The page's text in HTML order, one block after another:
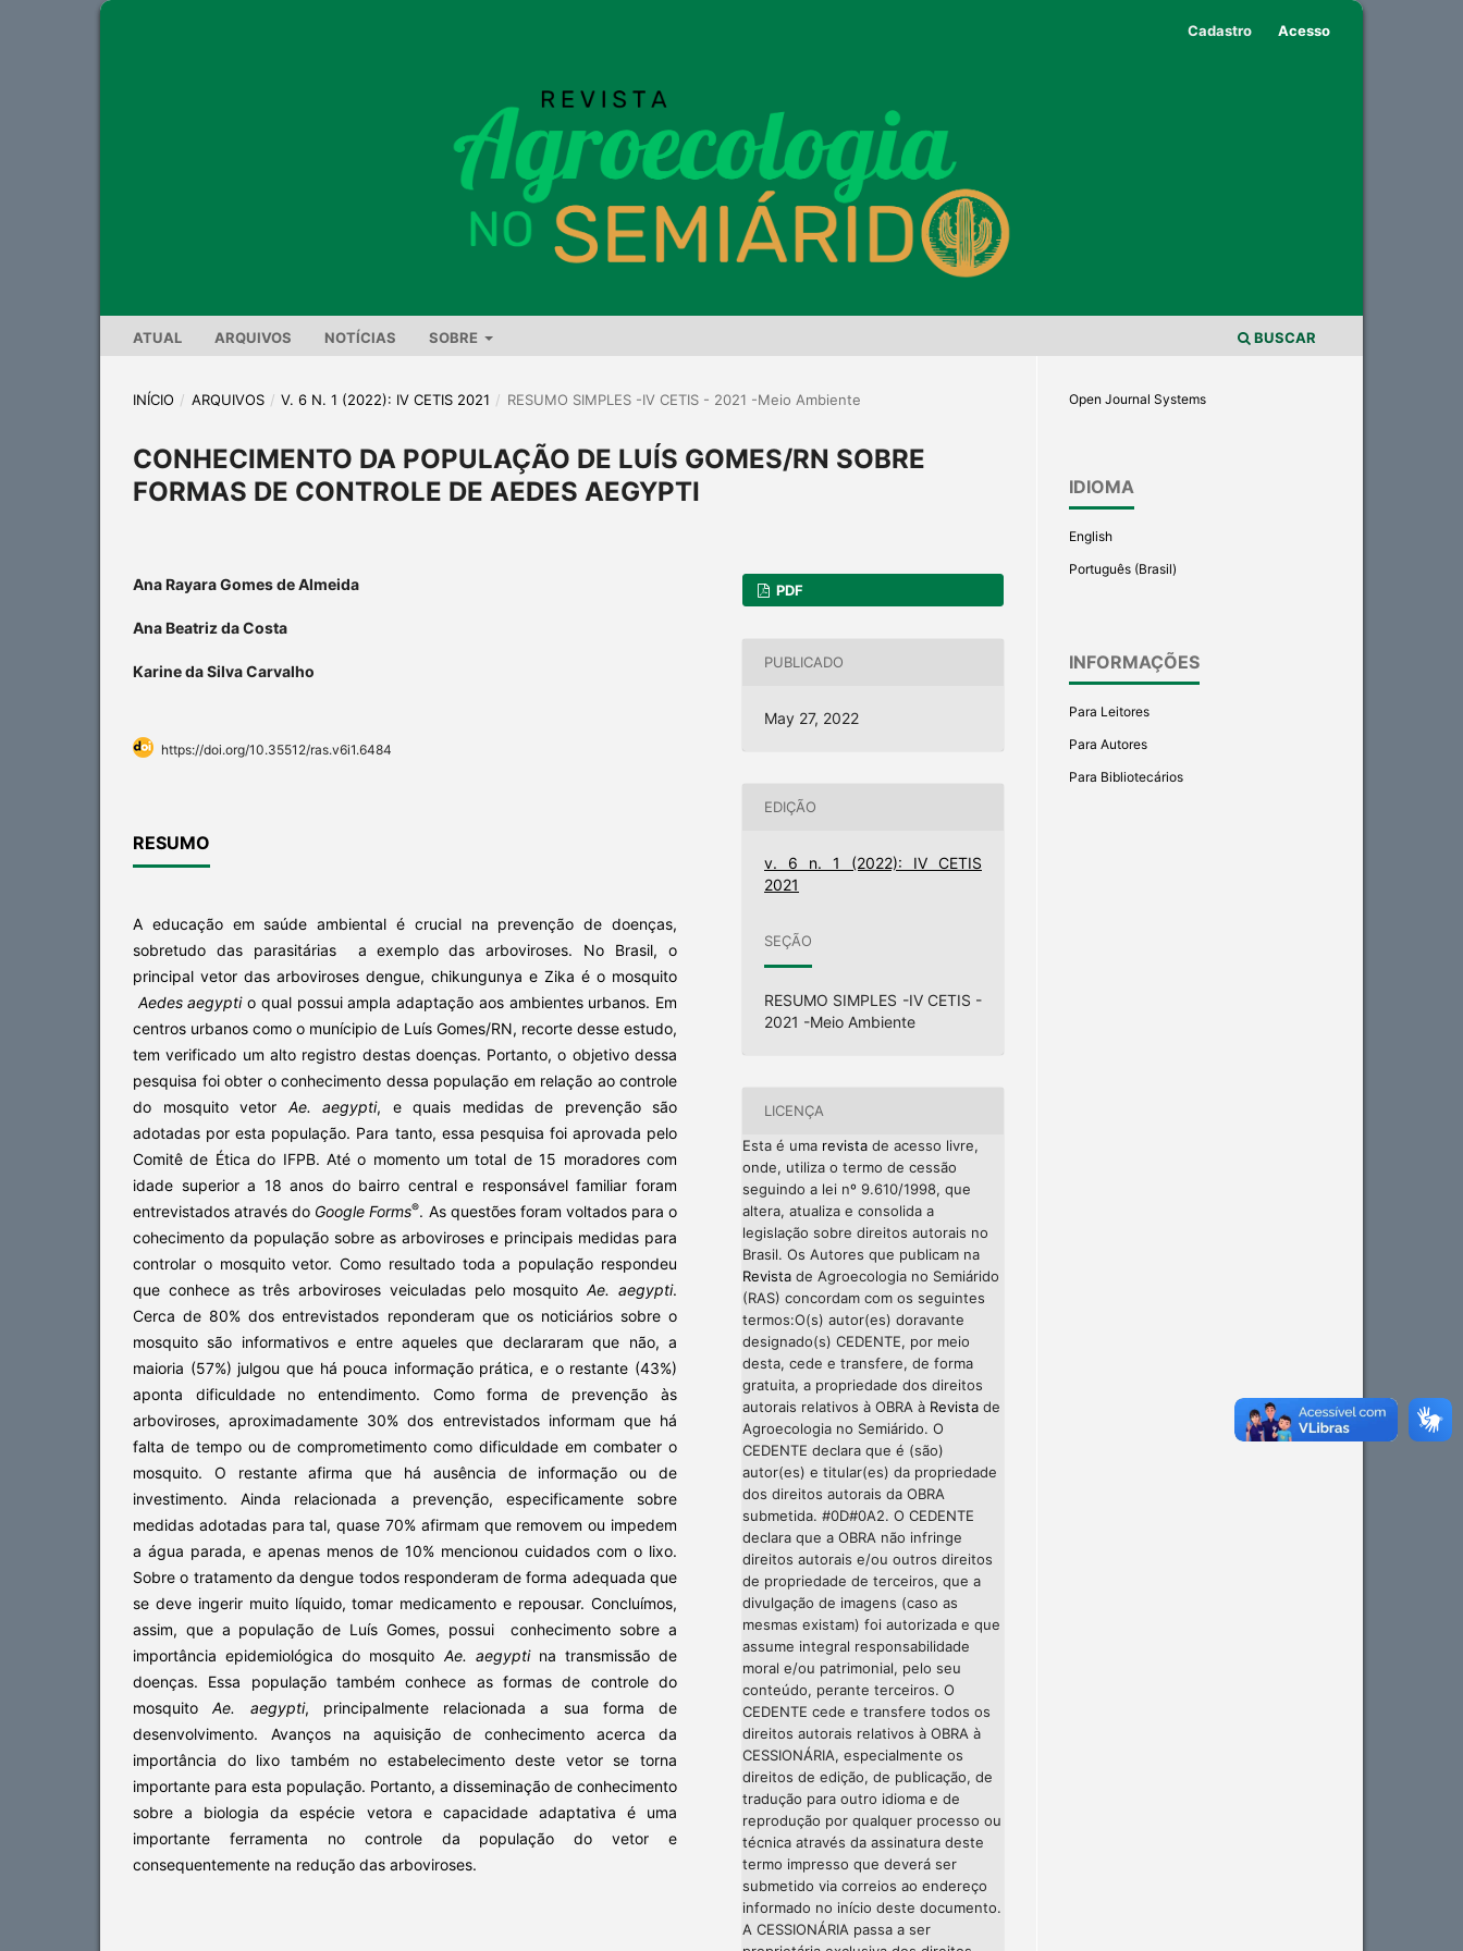
ATUAL ARQUIVOS NOTÍCIAS SOBRE BUSCAR
Cadastro Acesso
INÍCIO / ARQUIVOS / V. 6 N. 1 (2022): IV CETIS 2021 / RESUMO SIMPLES -IV CETIS - 2021 -Meio Ambiente
CONHECIMENTO DA POPULAÇÃO DE LUÍS GOMES/RN SOBRE
FORMAS DE CONTROLE DE AEDES AEGYPTI
Ana Rayara Gomes de Almeida
Ana Beatriz da Costa
Karine da Silva Carvalho
https://doi.org/10.35512/ras.v6i1.6484
RESUMO
A educação em saúde ambiental é crucial na prevenção de doenças,
sobretudo das parasitárias a exemplo das arboviroses. No Brasil, o
principal vetor das arboviroses dengue, chikungunya e Zika é o mosquito
Aedes aegyptio qual possui ampla adaptação aos ambientes urbanos. Em
centros urbanos como o munícipio de Luís Gomes/RN, recorte desse estudo,
tem verificado um alto registro destas doenças. Portanto, o objetivo dessa
pesquisa foi obter o conhecimento dessa população em relação ao controle
do mosquito vetor Ae. aegypti, e quais medidas de prevenção são
adotadas por esta população. Para tanto, essa pesquisa foi aprovada pelo
Comitê de Ética do IFPB. Até o momento um total de 15 moradores com
idade superior a 18 anos do bairro central e responsável familiar foram
entrevistados através do Google Forms®. As questões foram voltados para o
cohecimento da população sobre as arboviroses e principais medidas para
controlar o mosquito vetor. Como resultado toda a população respondeu
que conhece as três arboviroses veiculadas pelo mosquitoAe. aegypti.
Cerca de 80% dos entrevistados reponderam que os noticiários sobre o
mosquito são informativos e entre aqueles que declararam que não, a
maioria (57%) julgou que há pouca informação prática, e o restante (43%)
aponta dificuldade no entendimento. Como forma de prevenção às
arboviroses, aproximadamente 30% dos entrevistados informam que há
falta de tempo ou de comprometimento como dificuldade em combater o
mosquito. O restante afirma que há ausência de informação ou de
investimento. Ainda relacionada a prevenção, especificamente sobre
medidas adotadas para tal, quase 70% afirmam que removem ou impedem
a água parada, e apenas menos de 10% mencionou cuidados com o lixo.
Sobre o tratamento da dengue todos responderam de forma adequada que
se deve ingerir muito líquido, tomar medicamento e repousar. Concluímos,
assim, que a população de Luís Gomes, possui conhecimento sobre a
importância epidemiológica do mosquito Ae. aegyptina transmissão de
doenças. Essa população também conhece as formas de controle do
mosquitoAe. aegypti, principalmente relacionada a sua forma de
desenvolvimento. Avanços na aquisição de conhecimento acerca da
importância do lixo também no estabelecimento deste vetor se torna
importante para esta população. Portanto, a disseminação de conhecimento
sobre a biologia da espécie vetora e capacidade adaptativa é uma
importante ferramenta no controle da população do vetor e
consequentemente na redução das arboviroses.
PDF
PUBLICADO
May 27, 2022
EDIÇÃO
v. 6 n. 1 (2022): IV CETIS
2021
SEÇÃO
RESUMO SIMPLES -IV CETIS -
2021 -Meio Ambiente
LICENÇA
Esta é uma revista de acesso livre,
onde, utiliza o termo de cessão
seguindo a lei nº 9.610/1998, que
altera, atualiza e consolida a
legislação sobre direitos autorais no
Brasil. Os Autores que publicam na
Revista de Agroecologia no Semiárido
(RAS) concordam com os seguintes
termos:O(s) autor(es) doravante
designado(s) CEDENTE, por meio
desta, cede e transfere, de forma
gratuita, a propriedade dos direitos
autorais relativos à OBRA à Revista de
Agroecologia no Semiárido. O
CEDENTE declara que é (são)
autor(es) e titular(es) da propriedade
dos direitos autorais da OBRA
submetida. #0D#0A2. O CEDENTE
declara que a OBRA não infringe
direitos autorais e/ou outros direitos
de propriedade de terceiros, que a
divulgação de imagens (caso as
mesmas existam) foi autorizada e que
assume integral responsabilidade
moral e/ou patrimonial, pelo seu
conteúdo, perante terceiros. O
CEDENTE cede e transfere todos os
direitos autorais relativos à OBRA à
CESSIONÁRIA, especialmente os
direitos de edição, de publicação, de
tradução para outro idioma e de
reprodução por qualquer processo ou
técnica através da assinatura deste
termo impresso que deverá ser
submetido via correios ao endereço
informado no início deste documento.
A CESSIONÁRIA passa a ser
Open Journal Systems
IDIOMA
English
Português (Brasil)
INFORMAÇÕES
Para Leitores
Para Autores
Para Bibliotecários